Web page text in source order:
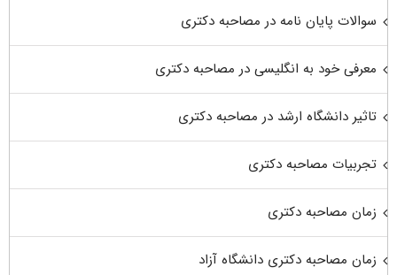
سوالات پایان نامه در مصاحبه دکتری
معرفی خود به انگلیسی در مصاحبه دکتری
تاثیر دانشگاه ارشد در مصاحبه دکتری
تجربیات مصاحبه دکتری
زمان مصاحبه دکتری
زمان مصاحبه دکتری دانشگاه آزاد